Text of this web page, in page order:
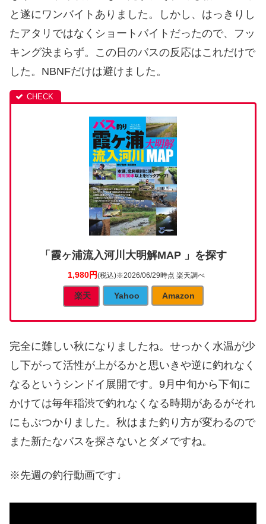
と遂にワンバイトありました。しかし、はっきりし
たアタリではなくショートバイトだったので、フッ
キング決まらず。この日のバスの反応はこれだけで
した。NBNFだけは避けました。
「霞ヶ浦流入河川大明解MAP 」を探す
1,980円(税込)※2026/06/29時点 楽天調べ
楽天 Yahoo Amazon
完全に難しい秋になりましたね。せっかく水温が少
し下がって活性が上がるかと思いきや逆に釣れなく
なるというシンドイ展開です。9月中旬から下旬に
かけては毎年稲渋で釣れなくなる時期があるがそれ
にもぶつかりました。秋はまた釣り方が変わるので
また新たなバスを探さないとダメですね。
※先週の釣行動画です↓